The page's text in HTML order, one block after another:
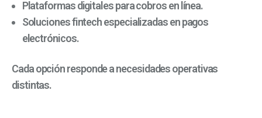
Plataformas digitales para cobros en línea.
Soluciones fintech especializadas en pagos
electrónicos.
Cada opción responde a necesidades operativas
distintas.